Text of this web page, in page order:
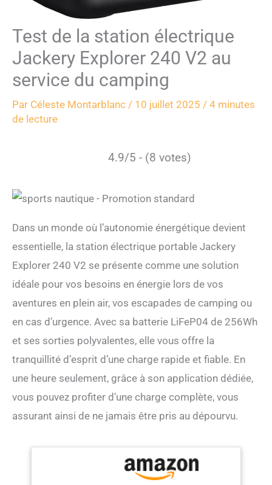
Test de la station électrique
Jackery Explorer 240 V2 au
service du camping
Par Céleste Montarblanc / 10 juillet 2025 / 4 minutes
de lecture
4.9/5 - (8 votes)
Dans un monde où l’autonomie énergétique devient
essentielle, la station électrique portable Jackery
Explorer 240 V2 se présente comme une solution
idéale pour vos besoins en énergie lors de vos
aventures en plein air, vos escapades de camping ou
en cas d’urgence. Avec sa batterie LiFeP04 de 256Wh
et ses sorties polyvalentes, elle vous offre la
tranquillité d’esprit d’une charge rapide et fiable. En
une heure seulement, grâce à son application dédiée,
vous pouvez profiter d’une charge complète, vous
assurant ainsi de ne jamais être pris au dépourvu.